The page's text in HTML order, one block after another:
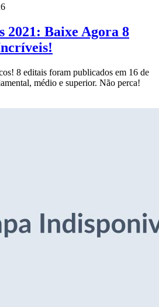
2021: Baixe Agora 8
8 editais foram publicados em 16 de
médio e superior. Não perca!